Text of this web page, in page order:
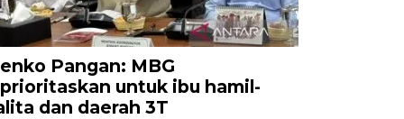
Pangan: MBG
untuk ibu hamil-
dan daerah 3T